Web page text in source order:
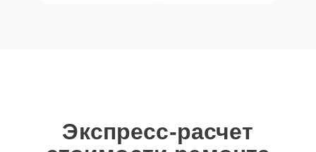
Экспресс-расчет